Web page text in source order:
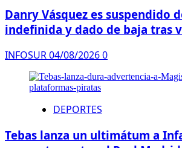
Danry Vásquez es suspendido
indefinida y dado de baja tras
INFOSUR04/08/20260
DEPORTES
Tebas lanza un ultimátum a